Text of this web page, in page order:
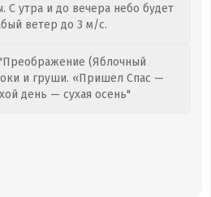
С утра и до вечера небо будет
ветер до 3 м/с.
(Яблочный
и груши. «Пришел Спас —
день — сухая осень"